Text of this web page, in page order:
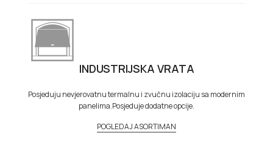
INDUSTRIJSKA VRATA
Posjeduju nevjerovatnu termalnu i zvučnu izolaciju sa modernim
panelima.Posjeduje dodatne opcije.
POGLEDAJ ASORTIMAN